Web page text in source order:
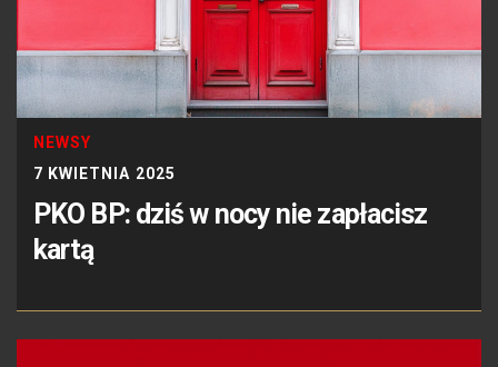
NEWSY
7 KWIETNIA 2025
PKO BP: dziś w nocy nie zapłacisz
kartą